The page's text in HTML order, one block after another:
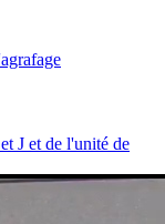
J et de l'unité de